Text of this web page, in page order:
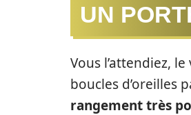
UN
Vous l’attendiez,
boucles d’oreilles
rangement très